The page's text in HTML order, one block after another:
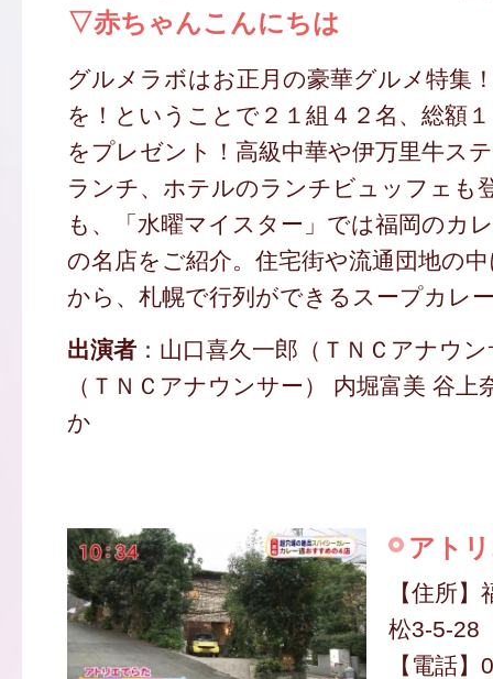
▽赤ちゃんこんにちは
グルメラボはお正月の豪華グルメ特集
を！ということで２１組４２名、総額
をプレゼント！高級中華や伊万里牛ス
ランチ、ホテルのランチビュッフェも
も、「水曜マイスター」では福岡のカ
の名店をご紹介。住宅街や流通団地の
から、札幌で行列ができるスープカレ
出演者：山口喜久一郎（ＴＮＣアナウ
（ＴＮＣアナウンサー） 内堀富美 谷上
か
アト
【住所
松3-5-28
【電話